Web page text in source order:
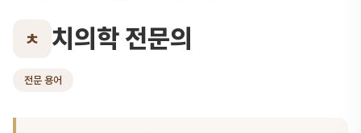
ㅊ 치의학 전문의
전문 용어